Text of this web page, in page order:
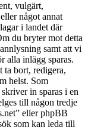
vulgärt,
något annat
i landet där
du bryter mot detta
samt att vi
alla inlägg sparas.
ta bort, redigera,
helst. Som
in sparas i en
till någon tredje
eller phpBB
som kan leda till